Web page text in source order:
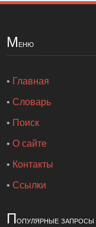
Меню
• Главная
•Словарь
• Поиск
•О сайте
• Контакты
•Ссылки
Популярные запросы